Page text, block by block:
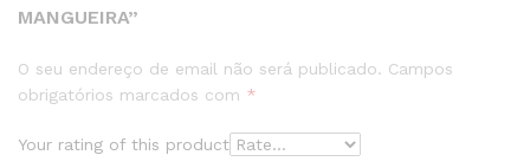
MANGUEIRA”
O seu endereço de email não será publicado. Campos
obrigatórios marcados com *
Your rating of this product